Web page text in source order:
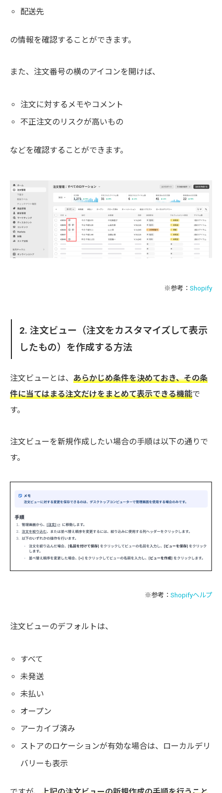
配送先
の情報を確認することができます。
また、注文番号の横のアイコンを開けば、
注文に対するメモやコメント
不正注文のリスクが高いもの
などを確認することができます。
※参考： Shopify
2. 注文ビュー（注文をカスタマイズして表示
したもの）を作成する方法
注文ビューとは、 あらかじめ条件を決めておき、その条
件に当てはまる注文だけをまとめて表示できる機能で
す。
注文ビューを新規作成したい場合の手順は以下の通りで
す。
※参考： Shopifyヘルプ
注文ビューのデフォルトは、
すべて
未発送
未払い
オープン
アーカイブ済み
ストアのロケーションが有効な場合は、ローカルデリ
バリーも表示